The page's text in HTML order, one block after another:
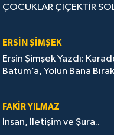
ÇOCUKLAR ÇİÇEKTİR
ERSIN ŞIMŞEK
Ersin Şimşek Yazdı:
Batum’a, Yolun Bana
FAKIR YILMAZ
İnsan, İletişim ve Şura..